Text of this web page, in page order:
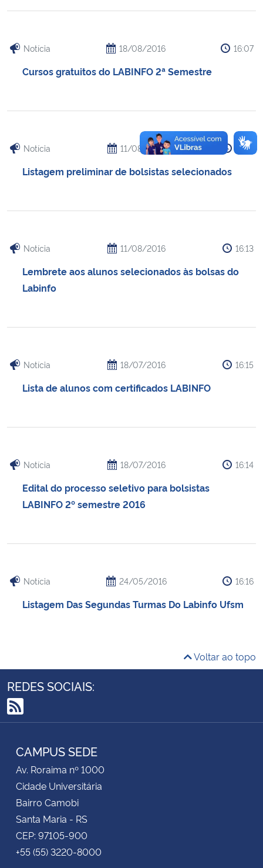
Notícia 18/08/2016 16:07
Cursos gratuitos do LABINFO 2ª Semestre
Notícia 11/08/2016 16:14
Listagem preliminar de bolsistas selecionados
Notícia 11/08/2016 16:13
Lembrete aos alunos selecionados às bolsas do
Labinfo
Notícia 18/07/2016 16:15
Lista de alunos com certificados LABINFO
Notícia 18/07/2016 16:14
Edital do processo seletivo para bolsistas
LABINFO 2º semestre 2016
Notícia 24/05/2016 16:16
Listagem Das Segundas Turmas Do Labinfo Ufsm
Voltar ao topo
REDES SOCIAIS:
RSS
CAMPUS SEDE
Av. Roraima nº 1000
Cidade Universitária
Bairro Camobi
Santa Maria - RS
CEP: 97105-900
+55 (55) 3220-8000